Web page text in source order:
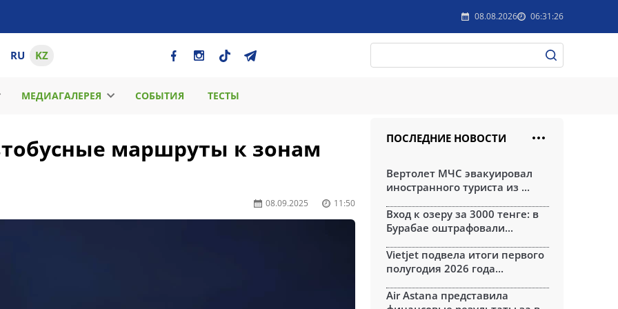
08.08.2026 06:31:26
RU KZ
МЕДИАГАЛЕРЕЯ СОБЫТИЯ ТЕСТЫ
маршруты к зонам
08.09.2025 11:50
ПОСЛЕДНИЕ НОВОСТИ
Вертолет МЧС эвакуировал
иностранного туриста из ...
Вход к озеру за 3000 тенге: в
Бурабае оштрафовали...
Vietjet подвела итоги первого
полугодия 2026 года...
Air Astana представила